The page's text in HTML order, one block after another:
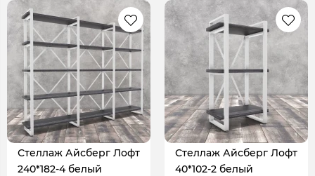
Стеллаж Айсберг Лофт
240*182-4 белый
Стеллаж Айсберг Лофт
40*102-2 белый